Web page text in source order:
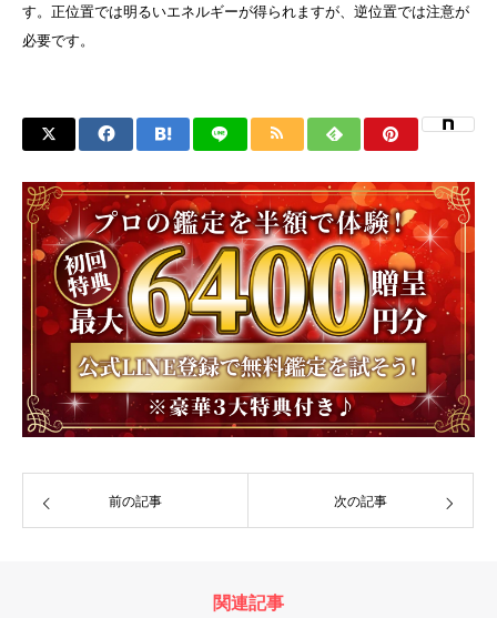
す。正位置では明るいエネルギーが得られますが、逆位置では注意が
必要です。
前の記事 次の記事
関連記事